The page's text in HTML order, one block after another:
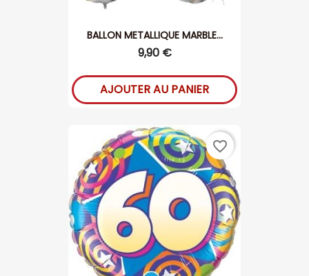
BALLON METALLIQUE MARBLE...
9,90 €
AJOUTER AU PANIER
favorite_border